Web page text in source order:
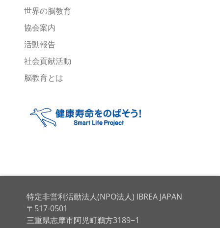
世界の脳教育
協会案内
活動報告
社会貢献活動
脳教育とは
特定非営利活動法人(NPO法人) IBREA JAPAN
〒517-0501
三重県志摩市阿児町鵜方3189−1